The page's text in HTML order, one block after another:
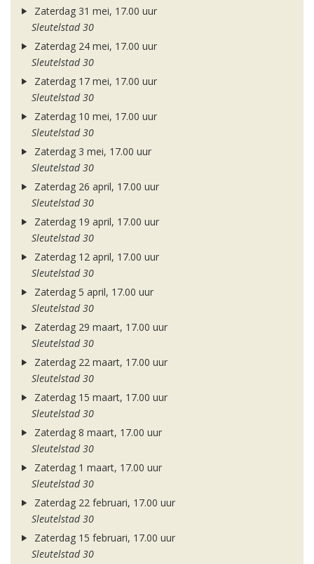
Zaterdag 31 mei, 17.00 uur
Sleutelstad 30
Zaterdag 24 mei, 17.00 uur
Sleutelstad 30
Zaterdag 17 mei, 17.00 uur
Sleutelstad 30
Zaterdag 10 mei, 17.00 uur
Sleutelstad 30
Zaterdag 3 mei, 17.00 uur
Sleutelstad 30
Zaterdag 26 april, 17.00 uur
Sleutelstad 30
Zaterdag 19 april, 17.00 uur
Sleutelstad 30
Zaterdag 12 april, 17.00 uur
Sleutelstad 30
Zaterdag 5 april, 17.00 uur
Sleutelstad 30
Zaterdag 29 maart, 17.00 uur
Sleutelstad 30
Zaterdag 22 maart, 17.00 uur
Sleutelstad 30
Zaterdag 15 maart, 17.00 uur
Sleutelstad 30
Zaterdag 8 maart, 17.00 uur
Sleutelstad 30
Zaterdag 1 maart, 17.00 uur
Sleutelstad 30
Zaterdag 22 februari, 17.00 uur
Sleutelstad 30
Zaterdag 15 februari, 17.00 uur
Sleutelstad 30